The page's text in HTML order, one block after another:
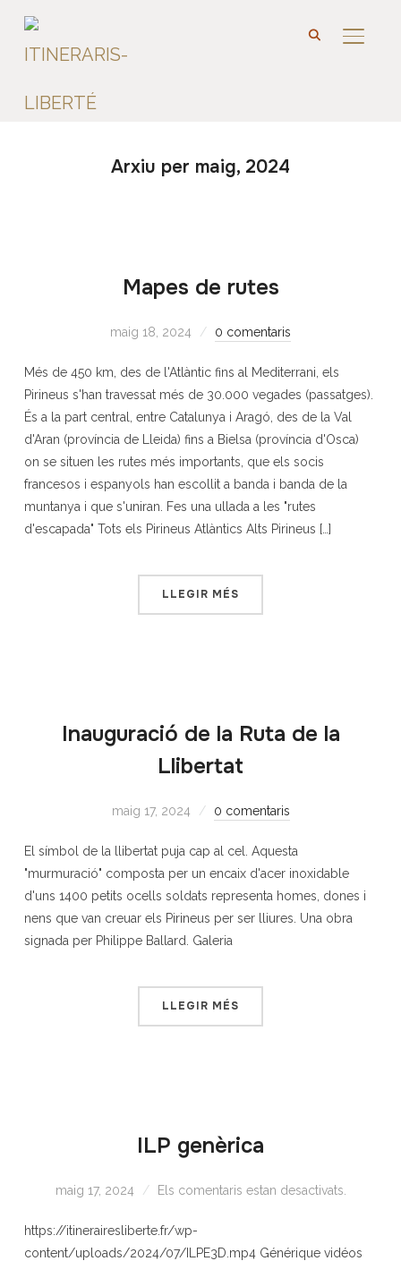
Arxiu per maig, 2024
Mapes de rutes
maig 18, 2024 0 comentaris
Més de 450 km, des de l'Atlàntic fins al Mediterrani, els
Pirineus s'han travessat més de 30.000 vegades (passatges).
És a la part central, entre Catalunya i Aragó, des de la Val
d'Aran (província de Lleida) fins a Bielsa (província d'Osca)
on se situen les rutes més importants, que els socis
francesos i espanyols han escollit a banda i banda de la
muntanya i que s'uniran. Fes una ullada a les "rutes
d'escapada" Tots els Pirineus Atlàntics Alts Pirineus […]
LLEGIR MÉS
Inauguració de la Ruta de la
Llibertat
maig 17, 2024 0 comentaris
El símbol de la llibertat puja cap al cel. Aquesta
"murmuració" composta per un encaix d'acer inoxidable
d'uns 1400 petits ocells soldats representa homes, dones i
nens que van creuar els Pirineus per ser lliures. Una obra
signada per Philippe Ballard. Galeria
LLEGIR MÉS
ILP genèrica
maig 17, 2024 Els comentaris estan desactivats.
https://itinerairesliberte.fr/wp-
content/uploads/2024/07/ILPE3D.mp4 Générique vidéos